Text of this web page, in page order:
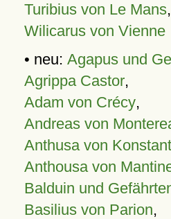
Turibius von Le Mans,
Wilicarus von Vienne
• neu: Agapus und
Agrippa Castor,
Adam von Crécy,
Andreas von
Anthusa von
Anthousa von
Balduin und
Basilius von Parion,